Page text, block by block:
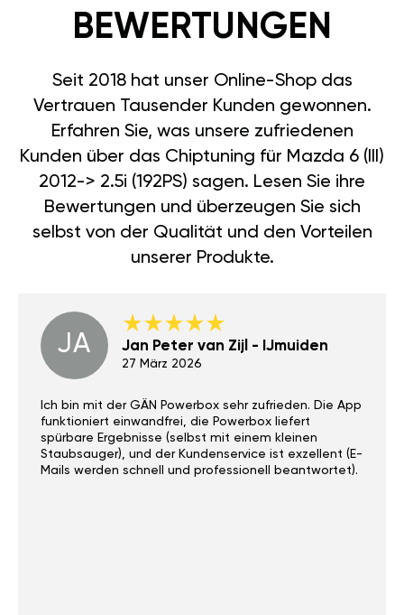
BEWERTUNGEN
Seit 2018 hat unser Online-Shop das
Vertrauen Tausender Kunden gewonnen.
Erfahren Sie, was unsere zufriedenen
Kunden über das Chiptuning für Mazda 6 (III)
2012-> 2.5i (192PS) sagen. Lesen Sie ihre
Bewertungen und überzeugen Sie sich
selbst von der Qualität und den Vorteilen
unserer Produkte.
JA Jan Peter van Zijl - IJmuiden
27 März 2026
Ich bin mit der GÄN Powerbox sehr zufrieden. Die App
funktioniert einwandfrei, die Powerbox liefert
spürbare Ergebnisse (selbst mit einem kleinen
Staubsauger), und der Kundenservice ist exzellent (E-
Mails werden schnell und professionell beantwortet).